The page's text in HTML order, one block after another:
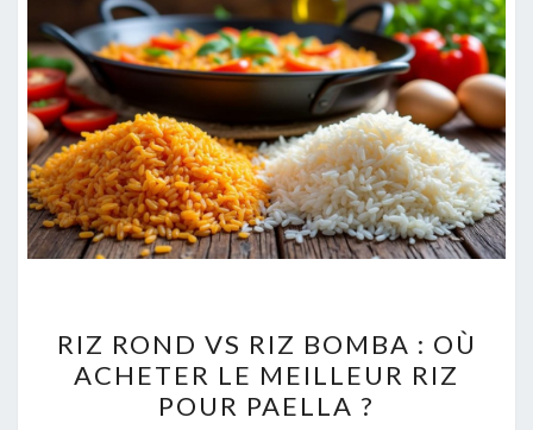
ROND
VS
RIZ
RIZ ROND VS RIZ BOMBA : OÙ
ACHETER LE MEILLEUR RIZ
POUR PAELLA ?